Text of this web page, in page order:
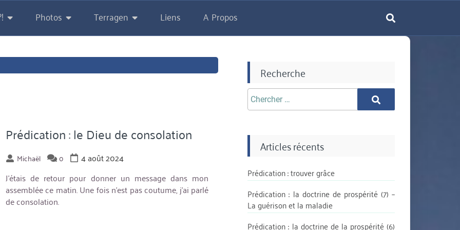
Photos Terragen Liens A Propos
Prédication : le Dieu de consolation
Michaël 0
4 août 2024
J’étais de retour pour donner un message dans mon
assemblée ce matin. Une fois n’est pas coutume, j’ai parlé
de consolation.
Recherche
Chercher
aprè:
Chercher
Articles récents
Prédication : trouver grâce
Prédication : la doctrine de prospérité (7) –
La guérison et la maladie
Prédication : la doctrine de la prospérité (6)